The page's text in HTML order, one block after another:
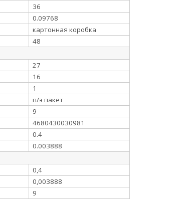
36
0.09768
картонная коробка
48
27
16
1
п/э пакет
9
4680430030981
0.4
0.003888
0,4
0,003888
9